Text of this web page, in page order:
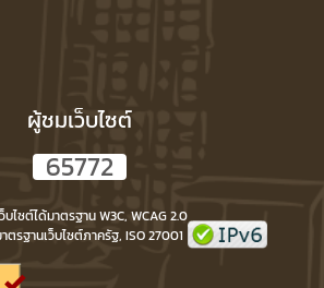
ผู้ชมเว็บไซต์
65772
บไซต์ได้มาตรฐาน W3C, WCAG 2.0
ตรฐานเว็บไซต์ภาครัฐ, ISO 27001